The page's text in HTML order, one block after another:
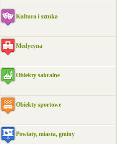
Kultura i sztuka
Medycyna
Obiekty sakralne
Obiekty sportowe
Powiaty, miasta, gminy